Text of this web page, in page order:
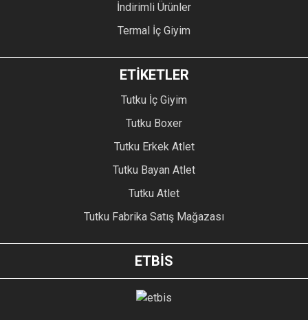
İndirimli Ürünler
Termal İç Giyim
ETİKETLER
Tutku İç Giyim
Tutku Boxer
Tutku Erkek Atlet
Tutku Bayan Atlet
Tutku Atlet
Tutku Fabrika Satış Mağazası
ETBİS